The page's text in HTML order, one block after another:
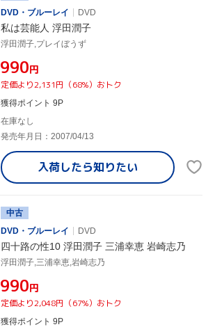
DVD・ブルーレイ
DVD
私は芸能人 浮田潤子
浮田潤子,プレイぼうず
¥990円
定価より2,131円（68%）おトク
獲得ポイント 9P
在庫なし
発売年月日：2007/04/13
入荷したら知りたい
中古
DVD・ブルーレイ
DVD
四十路の性10 浮田潤子 三浦幸恵 岩崎志乃
浮田潤子,三浦幸恵,岩崎志乃
¥990円
定価より2,048円（67%）おトク
獲得ポイント 9P